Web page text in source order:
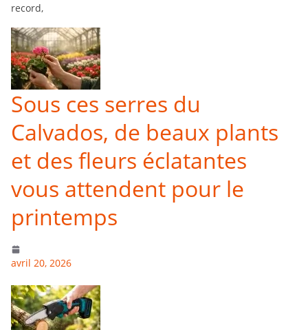
record,
Sous ces serres du
Calvados, de beaux plants
et des fleurs éclatantes
vous attendent pour le
printemps
avril 20, 2026